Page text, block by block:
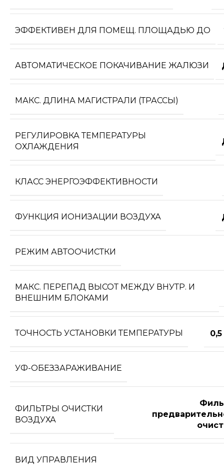
ЭФФЕКТИВЕН ДЛЯ ПОМЕЩ. ПЛОЩАДЬЮ ДО
АВТОМАТИЧЕСКОЕ ПОКАЧИВАНИЕ ЖАЛЮЗИ
МАКС. ДЛИНА МАГИСТРАЛИ (ТРАССЫ)
РЕГУЛИРОВКА ТЕМПЕРАТУРЫ
ОХЛАЖДЕНИЯ
КЛАСС ЭНЕРГОЭФФЕКТИВНОСТИ
ФУНКЦИЯ ИОНИЗАЦИИ ВОЗДУХА
РЕЖИМ АВТООЧИСТКИ
МАКС. ПЕРЕПАД ВЫСОТ МЕЖДУ ВНУТР. И
ВНЕШНИМ БЛОКАМИ
ТОЧНОСТЬ УСТАНОВКИ ТЕМПЕРАТУРЫ 0,5
УФ-ОБЕЗЗАРАЖИВАНИЕ
ФИЛЬТРЫ ОЧИСТКИ
ВОЗДУХА
ВИД УПРАВЛЕНИЯ